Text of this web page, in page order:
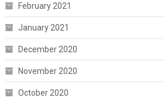
February 2021
January 2021
December 2020
November 2020
October 2020